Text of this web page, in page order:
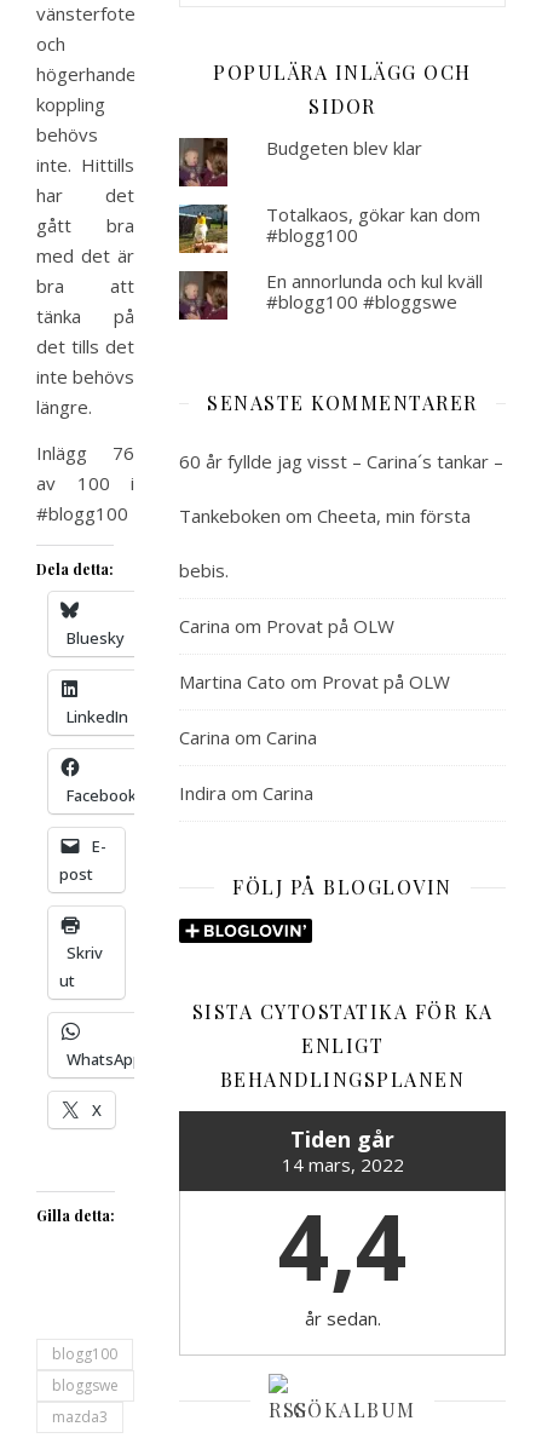
vänsterfoten
och
högerhanden,
koppling
behövs
inte. Hittills
har det
gått bra
med det är
bra att
tänka på
det tills det
inte behövs
längre.
Inlägg 76
av 100 i
#blogg100
Dela detta:
Bluesky
LinkedIn
Facebook
E-
post
Skriv
ut
WhatsApp
X
Gilla detta:
blogg100
bloggswe
mazda3
POPULÄRA INLÄGG OCH
SIDOR
Budgeten blev klar
Totalkaos, gökar kan dom
#blogg100
En annorlunda och kul kväll
#blogg100 #bloggswe
SENASTE KOMMENTARER
60 år fyllde jag visst – Carina´s tankar –
Tankeboken om Cheeta, min första
bebis.
Carina om Provat på OLW
Martina Cato om Provat på OLW
Carina om Carina
Indira om Carina
FÖLJ PÅ BLOGLOVIN
SISTA CYTOSTATIKA FÖR KA
ENLIGT
BEHANDLINGSPLANEN
Tiden går
14 mars, 2022
4,4
år sedan.
GÖKALBUM